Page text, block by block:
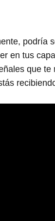
podría
en tus
que